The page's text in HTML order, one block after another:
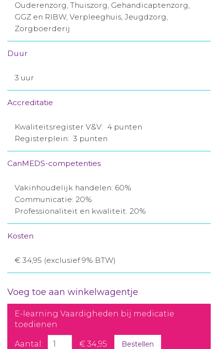
Ouderenzorg, Thuiszorg, Gehandicaptenzorg,
GGZ en RIBW, Verpleeghuis, Jeugdzorg,
Zorgboerderij
Duur
3 uur
Accreditatie
Kwaliteitsregister V&V: 4 punten
Registerplein: 3 punten
CanMEDS-competenties
Vakinhoudelijk handelen: 60%
Communicatie: 20%
Professionaliteit en kwaliteit: 20%
Kosten
€ 34,95 (exclusief 9% BTW)
Voeg toe aan winkelwagentje
E-learning Vaardigheden bij medicatie
toedienen
Aantal: € 34,95 Bestellen